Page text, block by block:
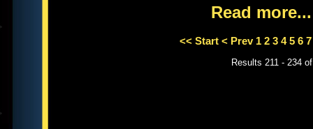
Read more...
<< Start < Prev 1 2 3 4 5 6 7
Results 211 - 234